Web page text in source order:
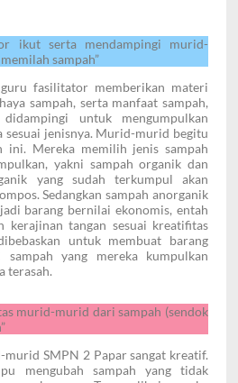
ikut serta mendampingi murid-
sampah”
fasilitator memberikan materi
sampah, serta manfaat sampah,
untuk mengumpulkan
sesuai jenisnya. Murid-murid begitu
ini. Mereka memilih jenis sampah
yakni sampah organik dan
yang sudah terkumpul akan
Sedangkan sampah anorganik
barang bernilai ekonomis, entah
kerajinan tangan sesuai kreatifitas
untuk membuat barang
yang mereka kumpulkan
terasah.
murid-murid dari sampah (sendok
murid SMPN 2 Papar sangat kreatif.
mengubah sampah yang tidak